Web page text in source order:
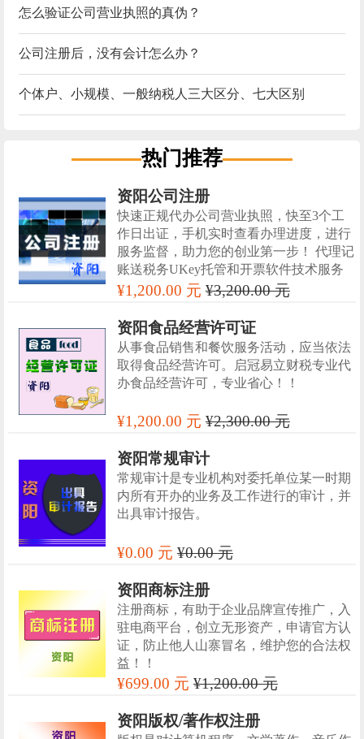
怎么验证公司营业执照的真伪？
公司注册后，没有会计怎么办？
个体户、小规模、一般纳税人三大区分、七大区别
热门推荐
资阳公司注册
快速正规代办公司营业执照，快至3个工
作日出证，手机实时查看办理进度，进行
服务监督，助力您的创业第一步！ 代理记
账送税务UKey托管和开票软件技术服务
¥1,200.00 元¥3,200.00 元
资阳食品经营许可证
从事食品销售和餐饮服务活动，应当依法
取得食品经营许可。启冠易立财税专业代
办食品经营许可，专业省心！！
¥1,200.00 元¥2,300.00 元
资阳常规审计
常规审计是专业机构对委托单位某一时期
内所有开办的业务及工作进行的审计，并
出具审计报告。
¥0.00 元¥0.00 元
资阳商标注册
注册商标，有助于企业品牌宣传推广，入
驻电商平台，创立无形资产，申请官方认
证，防止他人山寨冒名，维护您的合法权
益！！
¥699.00 元¥1,200.00 元
资阳版权/著作权注册